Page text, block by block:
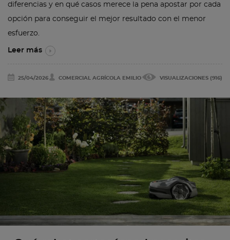
diferencias y en qué casos merece la pena apostar por cada
opción para conseguir el mejor resultado con el menor
esfuerzo.
Leer más
25/04/2026 COMERCIAL AGRÍCOLA EMILIO VISUALIZACIONES (916)